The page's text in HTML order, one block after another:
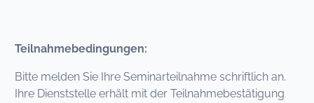
Teilnahmebedingungen:
Bitte melden Sie Ihre Seminarteilnahme schriftlich an.
Ihre Dienststelle erhält mit der Teilnahmebestätigung